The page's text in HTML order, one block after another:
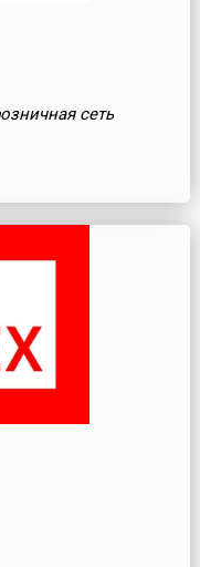
сеть